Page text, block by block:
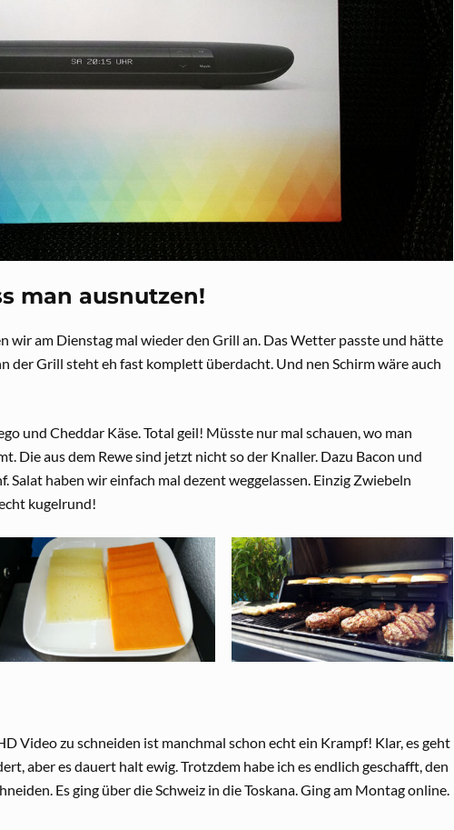
man ausnutzen!
wir am Dienstag mal wieder den Grill an. Das Wetter passte und hätte
der Grill steht eh fast komplett überdacht. Und nen Schirm wäre auch
und Cheddar Käse. Total geil! Müsste nur mal schauen, wo man
Die aus dem Rewe sind jetzt nicht so der Knaller. Dazu Bacon und
Salat haben wir einfach mal dezent weggelassen. Einzig Zwiebeln
kugelrund!
Video zu schneiden ist manchmal schon echt ein Krampf! Klar, es geht
aber es dauert halt ewig. Trotzdem habe ich es endlich geschafft, den
Es ging über die Schweiz in die Toskana. Ging am Montag online.